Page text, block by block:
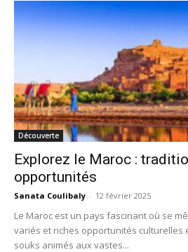
Découverte
Explorez le Maroc :
opportunités
Sanata Coulibaly - 12 février 2025
Le Maroc est un pays fascinant où se
variés et riches opportunités culturelles
souks animés aux vastes...